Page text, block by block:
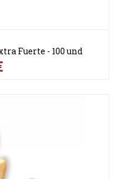
Fuerte - 100 und